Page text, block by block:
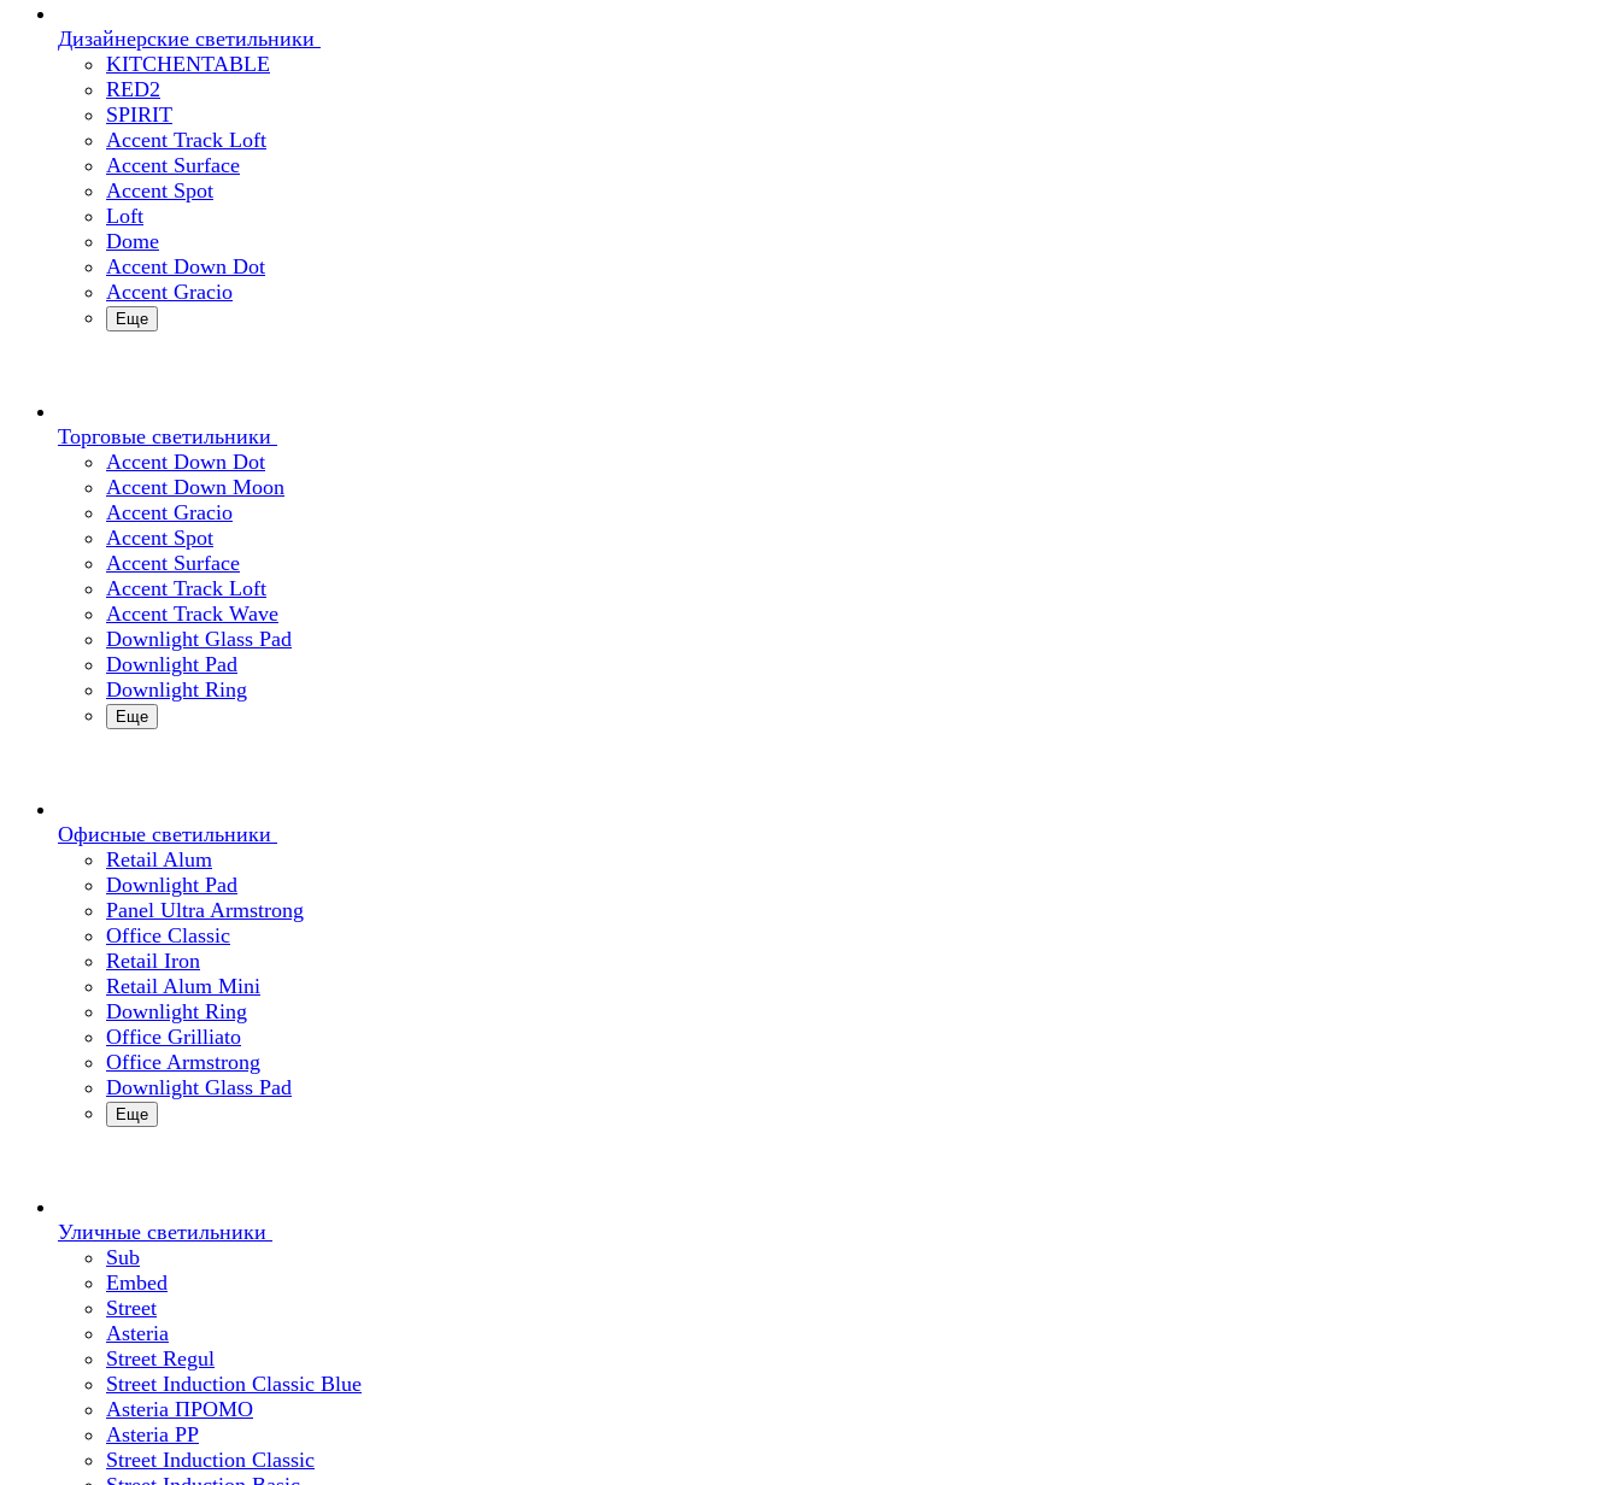
Дизайнерские светильники
KITCHENTABLE
RED2
SPIRIT
Accent Track Loft
Accent Surface
Accent Spot
Loft
Dome
Accent Down Dot
Accent Gracio
Еще
Торговые светильники
Accent Down Dot
Accent Down Moon
Accent Gracio
Accent Spot
Accent Surface
Accent Track Loft
Accent Track Wave
Downlight Glass Pad
Downlight Pad
Downlight Ring
Еще
Офисные светильники
Retail Alum
Downlight Pad
Panel Ultra Armstrong
Office Classic
Retail Iron
Retail Alum Mini
Downlight Ring
Office Grilliato
Office Armstrong
Downlight Glass Pad
Еще
Уличные светильники
Sub
Embed
Street
Asteria
Street Regul
Street Induction Classic Blue
Asteria ПРОМО
Asteria PP
Street Induction Classic